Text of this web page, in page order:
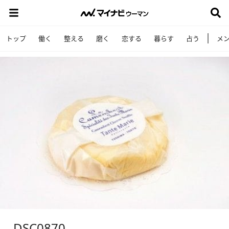
トップ 働く 整える 磨く 恋する 暮らす 占う メ